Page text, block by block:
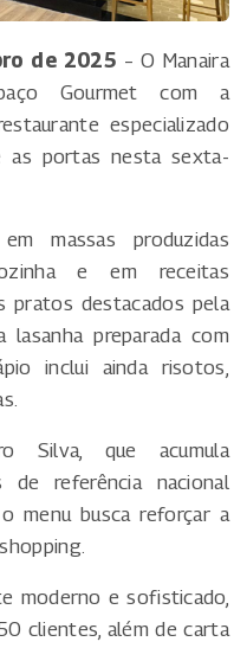
de 2025 – O Manaira
Gourmet com a
especializado
as portas nesta sexta-
massas produzidas
e em receitas
pratos destacados pela
preparada com
inclui ainda risotos,
Silva, que acumula
de referência nacional
menu busca reforçar a
moderno e sofisticado,
clientes, além de carta